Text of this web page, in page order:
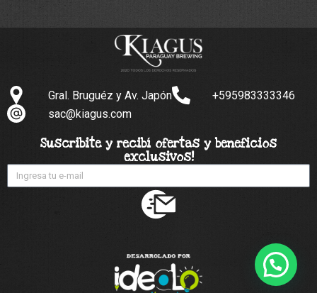
Gral. Bruguéz y Av. Japón
+595983333346
sac@kiagus.com
Suscribite y recibí ofertas y beneficios
exclusivos!